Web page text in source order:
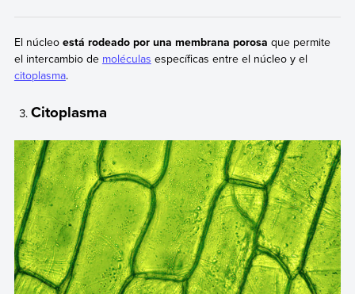
El núcleo está rodeado por una membrana porosa que permite
el intercambio de moléculas específicas entre el núcleo y el
citoplasma.
Citoplasma